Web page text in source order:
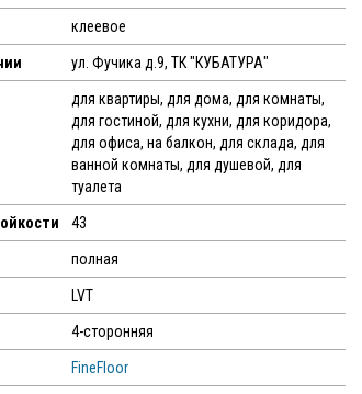
клеевое
ул. Фучика д.9, ТК "КУБАТУРА"
для квартиры, для дома, для комнаты,
для гостиной, для кухни, для коридора,
для офиса, на балкон, для склада, для
ванной комнаты, для душевой, для
туалета
43
полная
LVT
4-сторонняя
FineFloor